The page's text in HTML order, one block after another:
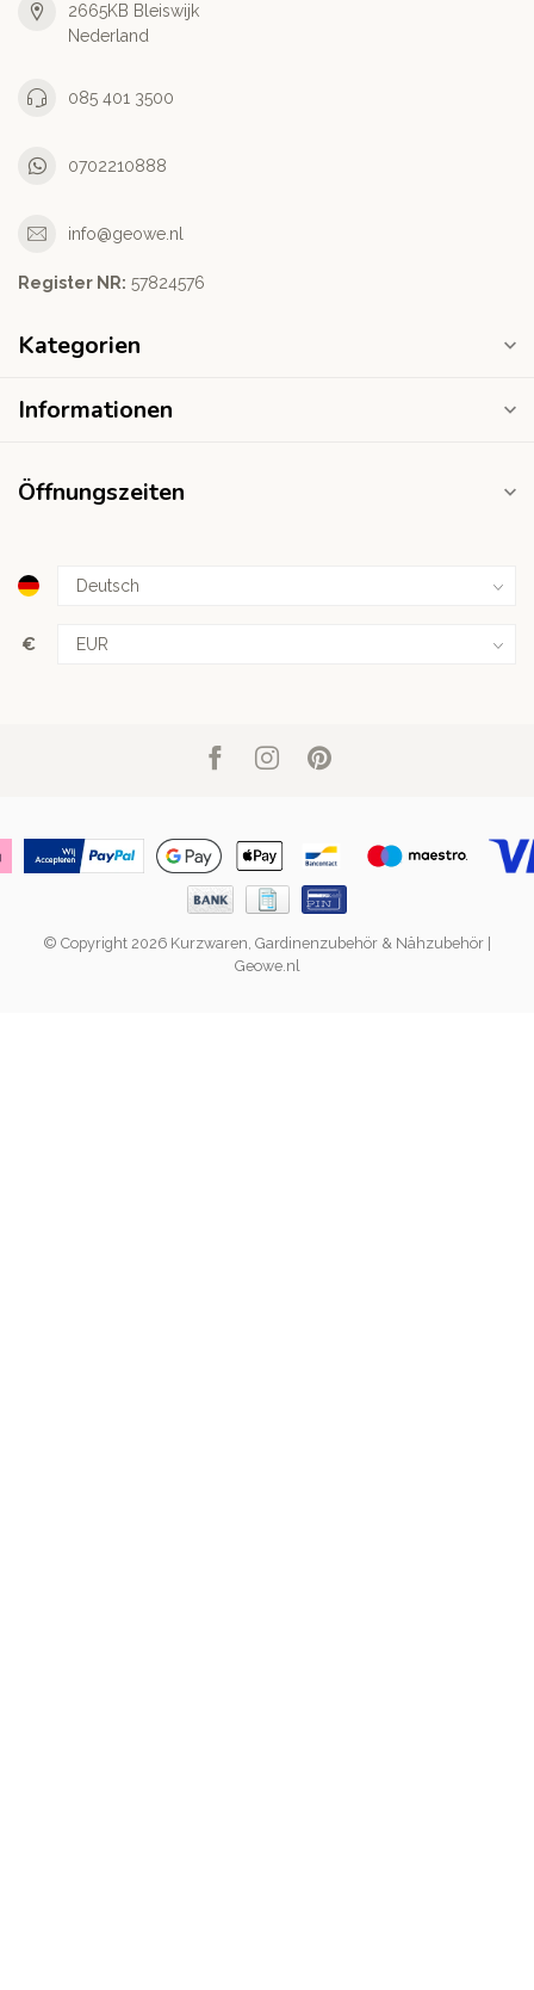
2665KB Bleiswijk
Nederland
085 401 3500
0702210888
info@geowe.nl
Register NR: ‭57824576‬
Kategorien
Informationen
Öffnungszeiten
€
© Copyright 2026 Kurzwaren, Gardinenzubehör & Nähzubehör |
Geowe.nl